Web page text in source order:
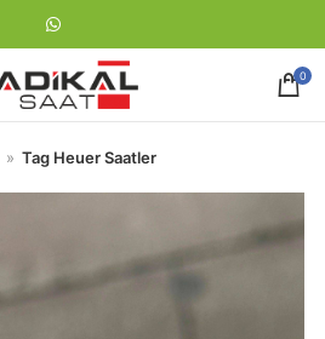
0
Tag Heuer Saatler